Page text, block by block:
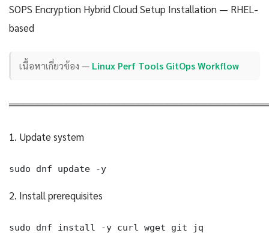
SOPS Encryption Hybrid Cloud Setup Installation — RHEL-
based
เนื้อหาเกี่ยวข้อง — Linux Perf Tools GitOps Workflow
1. Update system
sudo dnf update -y
2. Install prerequisites
sudo dnf install -y curl wget git jq